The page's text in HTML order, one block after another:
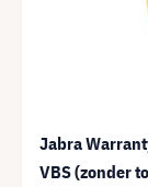
Jabra
VBS (zonder